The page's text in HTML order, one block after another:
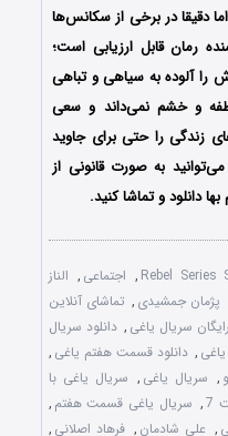
دقیقا در برخی از سکانس‌ها
رمان قابل ارزیابی است؛
آلوده به سیاهی و تباهی
و خشم نمی‌داند و سعی
زندگی را حتی برای جاوید
می‌توانید به صورت قانونی از
دانلود و تماشا کنید.
Rebel Series
, اجتماعی , الناز
پژمان جمشیدی , تماشای آنلاین
سریال یاغی , دانلود سریال
, دانلود قسمت هفتم یاغی ,
, سریال یاغی , سریال یاغی با
, سریال یاغی قسمت هفتم ,
, علی شادمان , فرهاد اصلانی ,